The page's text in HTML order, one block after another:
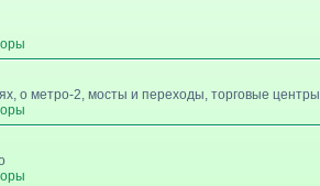
о метро-2, мосты и переходы, торговые центры